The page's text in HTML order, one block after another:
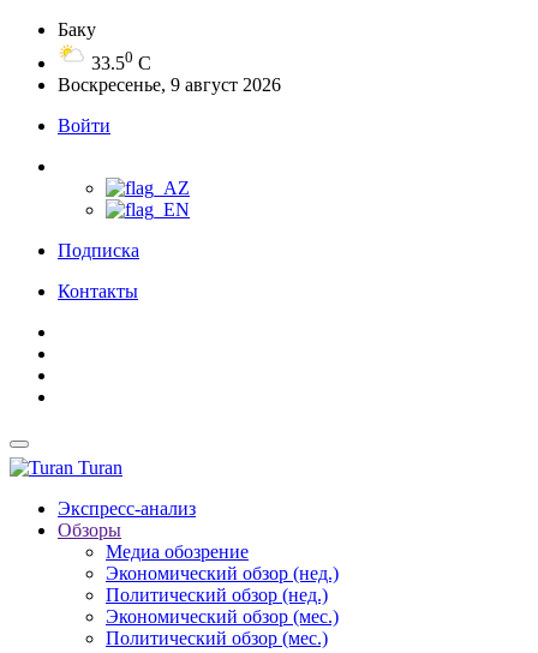
Баку
33.50 C
Воскресенье, 9 август 2026
Войти
Подписка
Контакты
Turan
Экспресс-анализ
Обзоры
Медиа обозрение
Экономический обзор (нед.)
Политический обзор (нед.)
Экономический обзор (мес.)
Политический обзор (мес.)